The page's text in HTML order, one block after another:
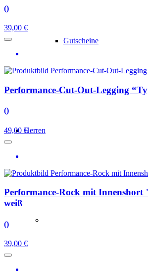
Gutscheine
Herren
()
39,00 €
Performance-Cut-Out-Legging
()
49,00 €
Performance-Rock mit
weiß
()
39,00 €